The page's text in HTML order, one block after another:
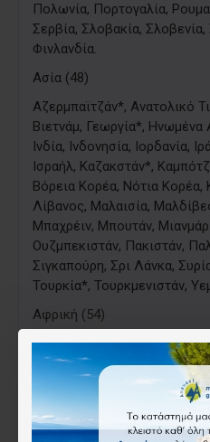
Πολωνία, Πορτογαλία,
Σερβία, Σλοβακία, Σλοβενία,
Φινλανδία.
Ασία (48)
​Αζερμπαϊτζάν*, Ανατολικό
Βιετνάμ, Γεωργία*, Ηνωμένα
Ινδία, Ινδονησία, Ιορδανία,
Ισραήλ, Καζακστάν*,
Βόρεια Κορέα, Νότια
Λίβανος, Μαλαισία,
Μπαχρέιν, Μπουτάν,
Ουζμπεκιστάν, Πακιστάν,
Σιγκαπούρη, Σρι Λάνκα,
Τουρκία*, Τουρκμενιστάν,
​Αφρική (54)
​Αίγυπτος, Αιθιοπία,
Ελεφαντοστού, Γκάμπια,
Γουινέα-Μπισάου,
Ισημερινή Γουινέα,
Δημοκρατία, Κομόρες,